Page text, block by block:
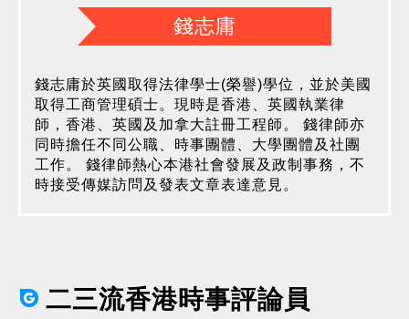
錢志庸
錢志庸於英國取得法律學士(榮譽)學位，並於美國
取得工商管理碩士。現時是香港、英國執業律
師，香港、英國及加拿大註冊工程師。 錢律師亦
同時擔任不同公職、時事團體、大學團體及社團
工作。 錢律師熱心本港社會發展及政制事務，不
時接受傳媒訪問及發表文章表達意見。
二三流香港時事評論員